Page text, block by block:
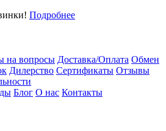
Подробнее
на вопросы Доставка/Оплата Обмен
Дилерство Сертификаты Отзывы
Блог О нас Контакты